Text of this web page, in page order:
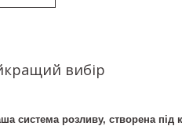
вибір
система розливу, створена під